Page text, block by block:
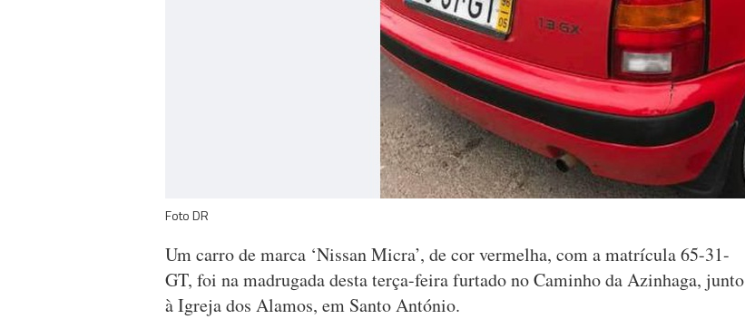
Foto DR
Um carro de marca ‘Nissan Micra’, de cor vermelha, com a matrícula 65-31-
GT, foi na madrugada desta terça-feira furtado no Caminho da Azinhaga, junto
à Igreja dos Alamos, em Santo António.